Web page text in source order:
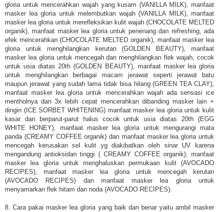
gloria untuk mencerahkan wajah yang kusam (VANILLA MILK), manfaat
masker lea gloria untuk melembutkan wajah (VANILLA MILK), manfaat
masker lea gloria untuk merefleksikan kulit wajah (CHOCOLATE MELTED
organik), manfaat masker lea gloria untuk penenang dan refreshing, ada
efek mencerahkan (CHOCOLATE MELTED organik), manfaat masker lea
gloria untuk menghilangkan kerutan (GOLDEN BEAUTY), manfaat
masker lea gloria untuk mencegah dan menghilangkan flek wajah, cocok
untuk usia diatas 20th (GOLDEN BEAUTY), manfaat masker lea gloria
untuk menghilangkan berbagai macam jerawat seperti jerawat batu
maupun jerawat yang sudah lama tidak bisa hilang (GREEN TEA CLAY),
manfaat masker lea gloria untuk mencerahkan wajah ada sensasi ice
mentholnya dan 3x lebih cepat mencerahkan dibanding masker lain +
dingin (ICE SORBET WHITENING) manfaat masker lea gloria untuk kulit
kasar dan berparut-parut halus cocok untuk usia diatas 20th (EGG
WHITE HONEY), manfaat masker lea gloria untuk mengurangi mata
panda (CREAMY COFFEE organik) dan manfaat masker lea gloria untuk
mencegah kerusakan sel kulit yg diakibatkan oleh sinar UV karena
mengandung antioksidan tinggi ( CREAMY COFFEE organik), manfaat
masker lea gloria untuk menghaluskan permukaan kulit (AVOCADO
RECIPES), manfaat masker lea gloria untuk mencegah kerutan
(AVOCADO RECIPES) dan manfaat masker lea gloria untuk
menyamarkan flek hitam dan noda (AVOCADO RECIPES).
8. Cara pakai masker lea gloria yang baik dan benar yaitu ambil masker